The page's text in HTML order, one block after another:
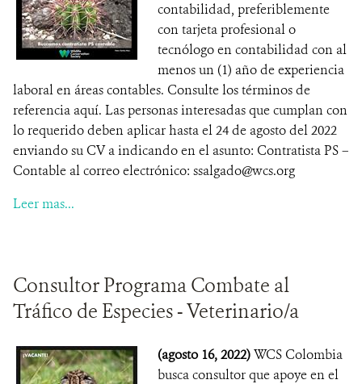
contabilidad, preferiblemente
con tarjeta profesional o
tecnólogo en contabilidad con al
menos un (1) año de experiencia
laboral en áreas contables. Consulte los términos de
referencia aquí. Las personas interesadas que cumplan con
lo requerido deben aplicar hasta el 24 de agosto del 2022
enviando su CV a indicando en el asunto: Contratista PS –
Contable al correo electrónico: ssalgado@wcs.org
Leer mas...
Consultor Programa Combate al
Tráfico de Especies - Veterinario/a
(agosto 16, 2022)WCS Colombia
busca consultor que apoye en el